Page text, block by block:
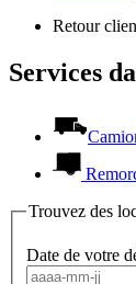
Retour
Services
Trouvez des
Date de votre